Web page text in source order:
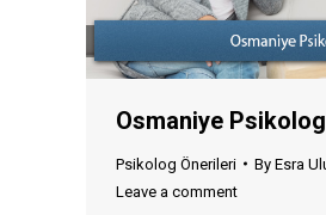
Osmaniye
Psikolog Önerileri By Esra
Leave a comment